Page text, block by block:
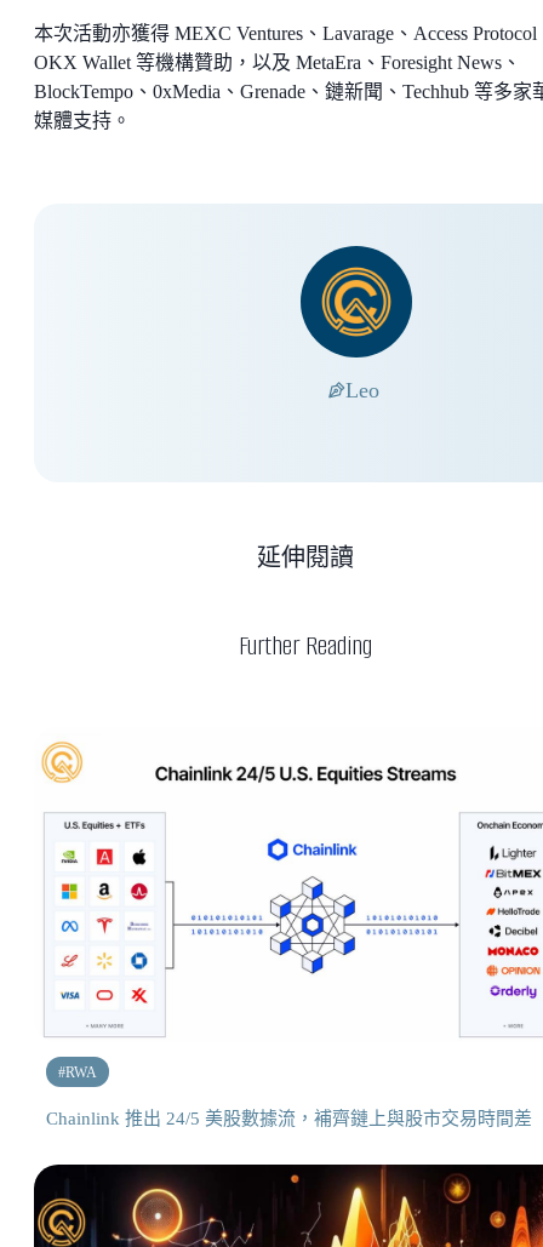
本次活動亦獲得 MEXC Ventures、Lavarage、Access Protocol
OKX Wallet 等機構贊助，以及 MetaEra、Foresight News、
BlockTempo、0xMedia、Grenade、鏈新聞、Techhub 等多家
媒體支持。
Leo
Further Reading
延伸閱讀
#RWA
Chainlink 推出 24/5 美股數據流，補齊鏈上與股市交易時間差